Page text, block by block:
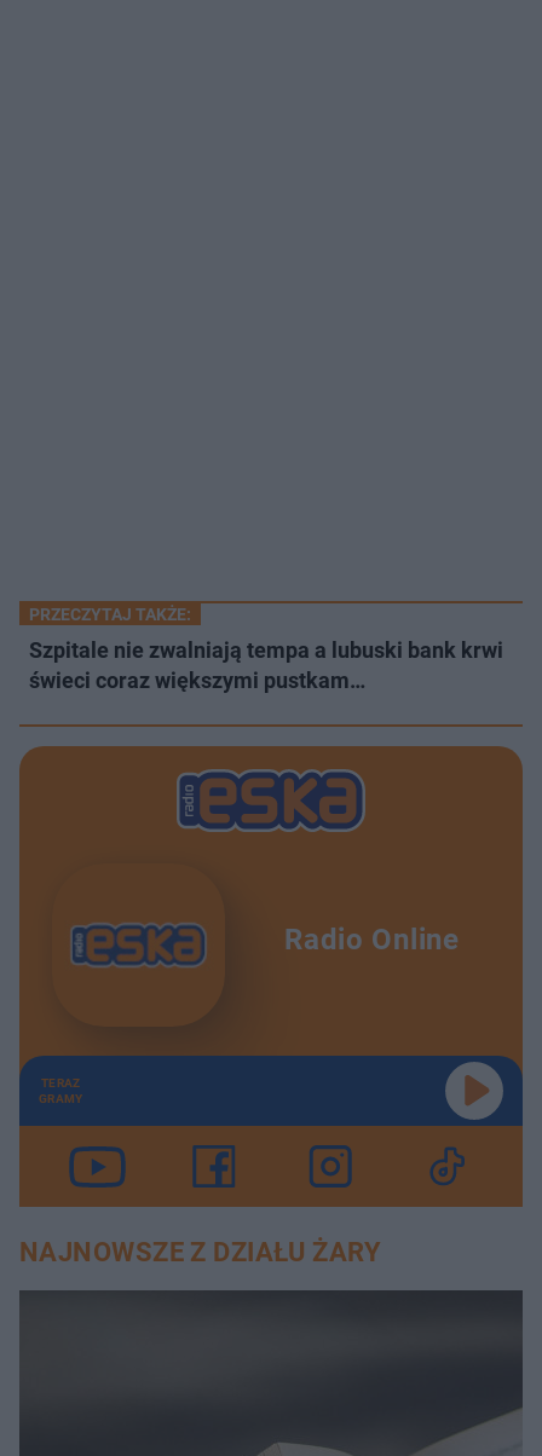
PRZECZYTAJ TAKŻE:
Szpitale nie zwalniają tempa a lubuski bank krwi
świeci coraz większymi pustkam…
Radio Online
TERAZ
GRAMY
NAJNOWSZE Z DZIAŁU ŻARY